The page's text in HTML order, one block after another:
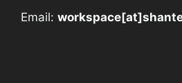
Email: